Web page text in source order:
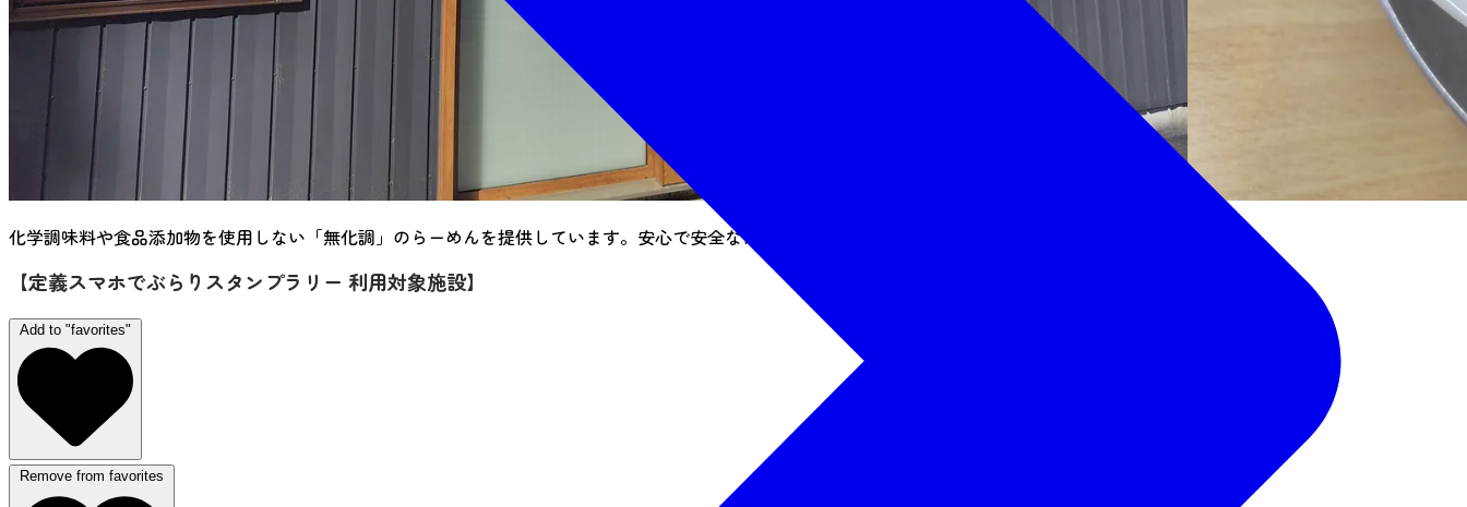
化学調味料や食品添加物を使用しない「無化調」のらーめんを提供しています。安心で安全な1杯をどうぞ。
【定義スマホでぶらりスタンプラリー 利用対象施設】
Add to "favorites"
Remove from favorites